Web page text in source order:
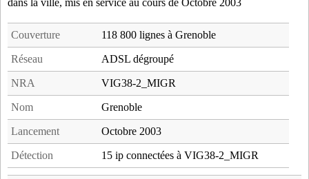
dans la ville, mis en service au cours de Octobre 2003
Couverture 118 800 lignes à Grenoble
Réseau ADSL dégroupé
NRA VIG38-2_MIGR
Nom Grenoble
Lancement Octobre 2003
Détection 15 ip connectées à VIG38-2_MIGR